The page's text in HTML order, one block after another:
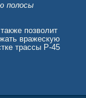
полосы
позволит
вражескую
трассы Р-45